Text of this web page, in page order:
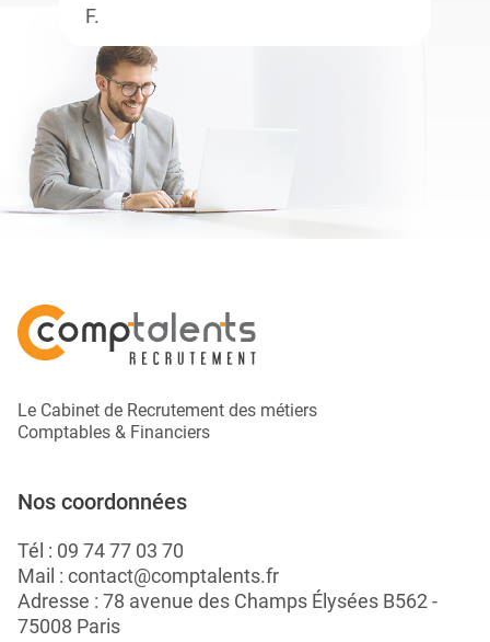
F.
Le Cabinet de Recrutement des métiers
Comptables & Financiers
Nos coordonnées
Tél : 09 74 77 03 70
Mail : contact@comptalents.fr
Adresse : 78 avenue des Champs Élysées B562 -
75008 Paris